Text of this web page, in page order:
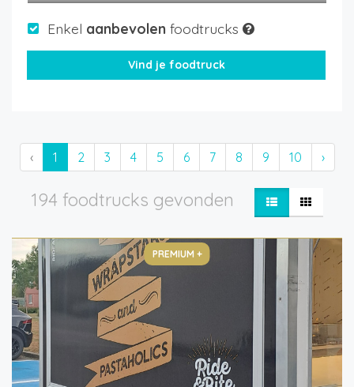
Enkel aanbevolen foodtrucks
‹ 1 2 3 4 5 6 7 8 9 10 ›
194 foodtrucks gevonden
PREMIUM +